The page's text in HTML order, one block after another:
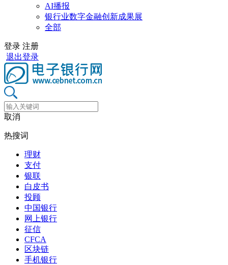
AI播报
银行业数字金融创新成果展
全部
登录 注册
退出登录
取消
热搜词
理财
支付
银联
白皮书
投顾
中国银行
网上银行
征信
CFCA
区块链
手机银行